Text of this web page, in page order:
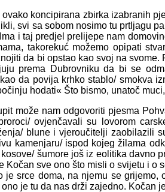
koncipirana zbirka izabranih
svi sa sobom nosimo tu prtljagu
i taj predjel prelijepe nam
takorekuć možemo opipati
da bi opstao kao svoj na
prema Dubrovniku da bi se
da povija krhko stablo/ smokva
hodati« Što bismo, unatoč
može nam odgovoriti pjesma
ovjenčavali su lovorom
blune i vjeroučitelji zaobilazili
kamenjaru/ ispod kojeg žilama
šumore još iz eolitika davno
Kočan sve ono što misli o svijetu i o
je srce doma, na njemu se
je tu da nas drži zajedno. Kočan